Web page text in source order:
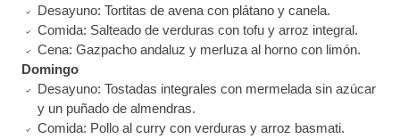
Desayuno: Tortitas de avena con plátano y canela.
Comida: Salteado de verduras con tofu y arroz integral.
Cena: Gazpacho andaluz y merluza al horno con limón.
Domingo
Desayuno: Tostadas integrales con mermelada sin azúcar
y un puñado de almendras.
Comida: Pollo al curry con verduras y arroz basmati.